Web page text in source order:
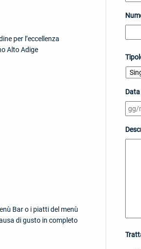
per l’eccellenza
Alto Adige
Bar o i piatti del menù
di gusto in completo